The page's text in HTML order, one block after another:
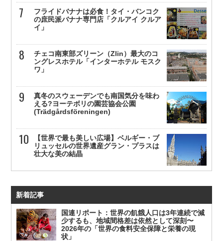
フライドバナナは必食！タイ・バンコク
の庶民派バナナ専門店「クルアイ クルア
イ」
チェコ南東部ズリーン（Zlin）最大のコ
ングレスホテル「インターホテル モスク
ワ」
真冬のスウェーデンでも南国気分を味わ
える?ヨーテボリの園芸協会公園
(Trädgårdsföreningen)
【世界で最も美しい広場】ベルギー・ブ
リュッセルの世界遺産グラン・プラスは
壮大な美の結晶
新着記事
国連リポート：世界の飢餓人口は3年連続で減
少するも、地域間格差は依然として深刻〜
2026年の「世界の食料安全保障と栄養の現
状」